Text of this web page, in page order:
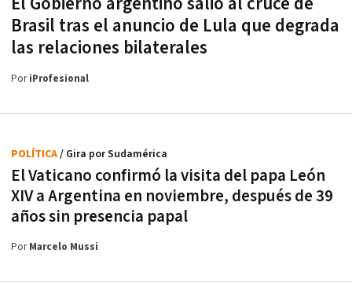
Brasil tras el anuncio de Lula que degrada
las relaciones bilaterales
PoriProfesional
El Vaticano confirmó la visita del papa León
XIV a Argentina en noviembre, después de 39
años sin presencia papal
POLÍTICA/ Gira por Sudamérica
PorMarcelo Mussi